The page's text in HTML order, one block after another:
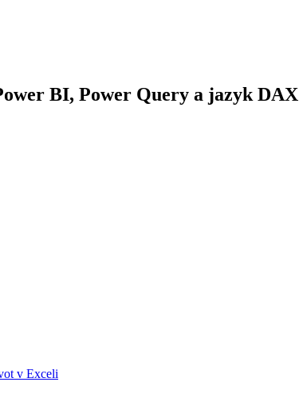
BI, Power Query a jazyk DAX
v Exceli